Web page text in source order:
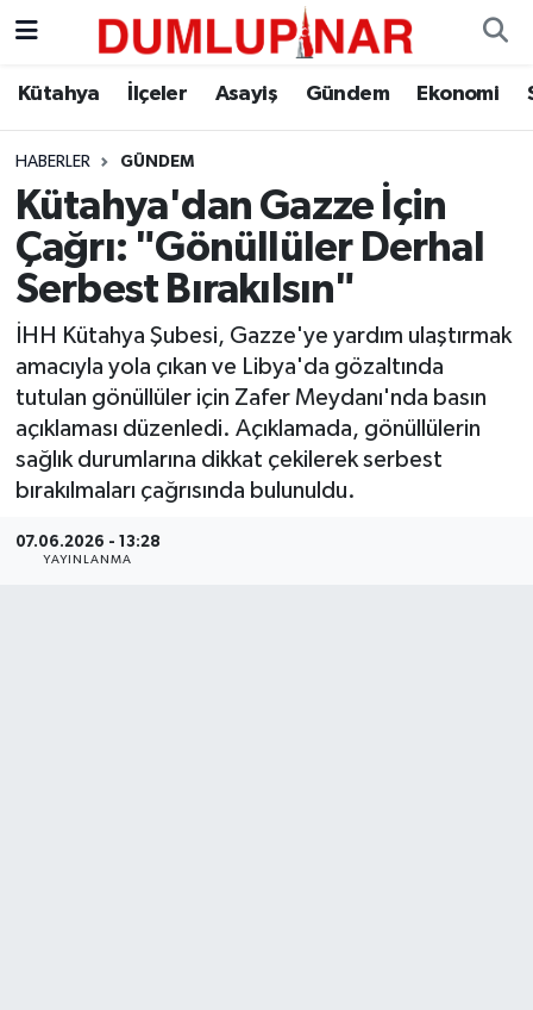
Kütahya İlçeler Asayiş Gündem Ekonomi
HABERLER GÜNDEM
Kütahya'dan Gazze İçin
Çağrı: "Gönüllüler Derhal
Serbest Bırakılsın"
İHH Kütahya Şubesi, Gazze'ye yardım ulaştırmak
amacıyla yola çıkan ve Libya'da gözaltında
tutulan gönüllüler için Zafer Meydanı'nda basın
açıklaması düzenledi. Açıklamada, gönüllülerin
sağlık durumlarına dikkat çekilerek serbest
bırakılmaları çağrısında bulunuldu.
07.06.2026 - 13:28
YAYINLANMA
Asayiş
Diğer
Dünya
Eğitim
Ekonomi
Eleman
Emlak
Kütahya Hava Durumu
Kütahya Trafik Yoğunluk Haritası
Süper Lig Puan Durumu ve Fikstür
Tüm Manşetler
Son Dakika Haberleri
Haber Arşivi